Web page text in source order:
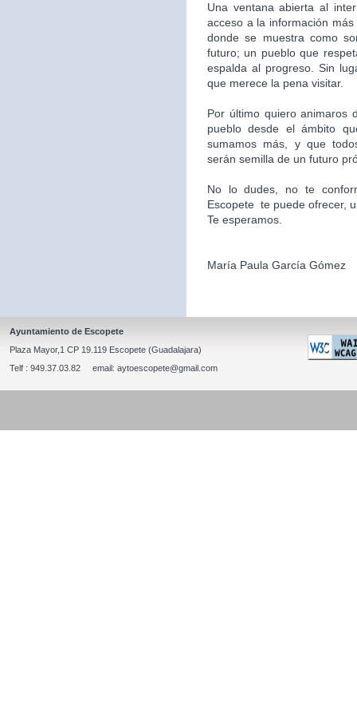
Una ventana abierta al
acceso a la información
donde se muestra como
futuro; un pueblo que
espalda al progreso. Sin
que merece la pena visitar.
Por último quiero animaros
pueblo desde el ámbito
sumamos más, y que
serán semilla de un futuro
No lo dudes, no te
Escopete te puede ofrecer,
Te esperamos.
María Paula García Gómez
Ayuntamiento de Escopete
Plaza Mayor,1 CP 19.119 Escopete (Guadalajara)
Telf : 949.37.03.82 email: aytoescopete@gmail.com